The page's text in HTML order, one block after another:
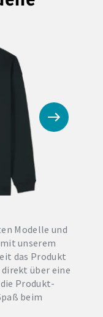
Modelle und
unserem
das Produkt
über eine
Produkt-
beim